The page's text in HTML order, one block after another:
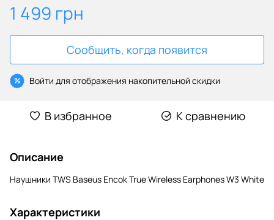
1 499 грн
Сообщить, когда появится
% Войти для отображения накопительной скидки
В избранное К сравнению
Описание
Наушники TWS Baseus Encok True Wireless Earphones W3 White
Характеристики